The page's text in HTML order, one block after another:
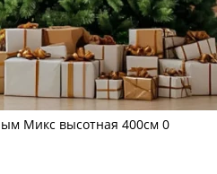
Микс высотная 400см 0